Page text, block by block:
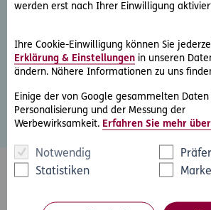
werden erst nach Ihrer Einwilligung
Ihre Cookie-Einwilligung können Sie
Erklärung & Einstellungen in unseren
ändern. Nähere Informationen zu uns
Einige der von Google gesammelten
Personalisierung und der Messung der
Werbewirksamkeit. Erfahren Sie mehr
Notwendig
Statistiken
Nähere Informationen und aktuelle
ISIN unter:
www.meag.com